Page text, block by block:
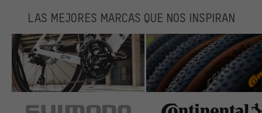
LAS MEJORES MARCAS QUE NOS INSPIRAN